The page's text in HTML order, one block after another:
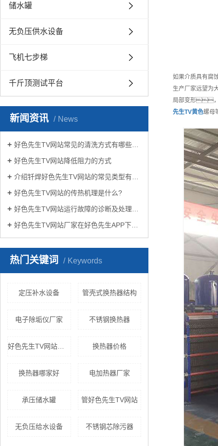
储水罐
无负压供水设备
飞机七步梯
千斤顶测试平台
新闻资讯 News
好色先生TV网站常见的清洗方式有哪些？
好色先生TV网站降低阻力的方式
介绍钎焊好色先生TV网站的常见类型有哪些
好色先生TV网站的传热机理是什么?
好色先生TV网站运行故障的诊断及处理方法
好色先生TV网站厂家在好色先生APP下载苹果手机安装生活中有哪些作用？
热门关键词 Keywords
定压补水设备 管壳式换热器结构
电子除垢仪厂家 不锈钢换热器
换热器价格
换热器哪家好 电加热器厂家
承压储水罐 管好色先生TV网站
无负压给水设备 不锈钢芯除污器
如果介质具有
生产厂家远望
局部变形
先生TV黄色螺